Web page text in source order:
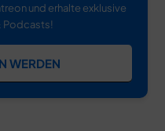
und erhalte exklusive
Podcasts!
WERDEN